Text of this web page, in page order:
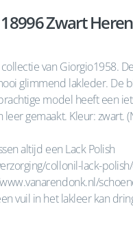
Zwart
van Giorgio1958.
glimmend lakleder. De
model heeft een
gemaakt. Kleur: zwart.
altijd een Lack Polish
collonil-lack-
vuil in het lakleer kan